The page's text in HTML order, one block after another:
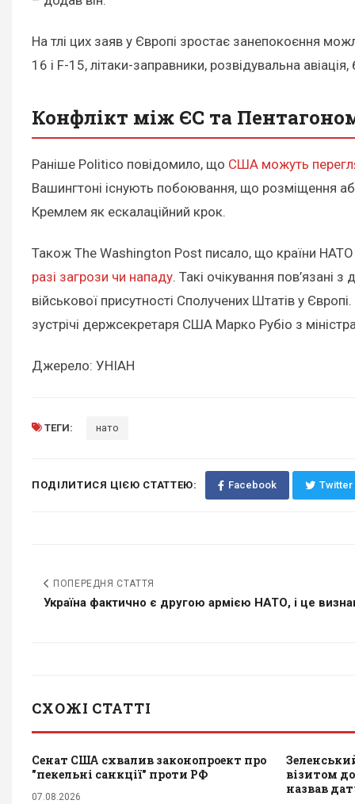
На тлі цих заяв у Європі зростає занепокоєння
16 і F-15, літаки-заправники, розвідувальна
Конфлікт між ЄС та
Раніше Politico повідомило, що США можуть
Вашингтоні існують побоювання, що розміщення
Кремлем як ескалаційний крок.
Також The Washington Post писало, що країни
разі загрози чи нападу. Такі очікування пов’язані
військової присутності Сполучених Штатів у
зустрічі держсекретаря США Марко Рубіо з
Джерело: УНІАН
ТЕГИ: нато
ПОДІЛИТИСЯ ЦІЄЮ СТАТТЕЮ: Facebook Twitter
ПОПЕРЕДНЯ СТАТТЯ
Україна фактично є другою армією НАТО, і це
СХОЖІ СТАТТІ
Сенат США схвалив законопроект про
"пекельні санкції" проти РФ
07.08.2026
візитом до
назвав